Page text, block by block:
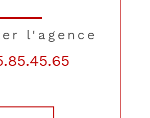
l'agence